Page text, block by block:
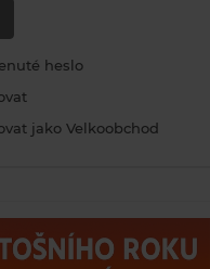
heslo
jako Velkoobchod